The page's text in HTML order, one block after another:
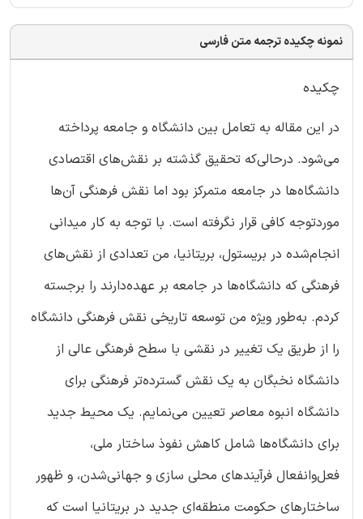
نمونه چکیده ترجمه متن فارسی
چکیده
در این مقاله به تعامل بین دانشگاه و جامعه پرداخته
می‌شود. درحالی‌که تحقیق گذشته بر نقش‌های اقتصادی
دانشگاه‌ها در جامعه متمرکز بود اما نقش فرهنگی آن‌ها
موردتوجه کافی قرار نگرفته است. با توجه به کار میدانی
انجام‌شده در بریستول، بریتانیا، من تعدادی از نقش‌های
فرهنگی که دانشگاه‌ها در جامعه بر عهده‌دارند را برجسته
کردم. به‌طور ویژه من توسعه تاریخی نقش فرهنگی دانشگاه
را از طریق یک تغییر در نقشی با سطح فرهنگی عالی از
دانشگاه نخبگان به یک نقش گسترده‌تر فرهنگی برای
دانشگاه انبوه معاصر تعیین می‌نمایم. یک محیط جدید
برای دانشگاه‌ها شامل کاهش نفوذ ساختار ملی،
فعل‌وانفعال فرآیندهای محلی سازی و جهانی‌شدن، و ظهور
ساختارهای حکومت منطقه‌ای جدید در بریتانیا است که